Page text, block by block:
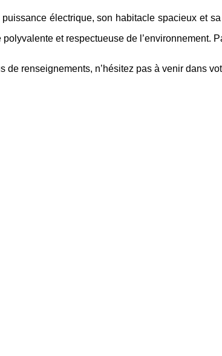
électrique, son habitacle spacieux et
polyvalente et respectueuse de l’environnement.
de renseignements, n’hésitez pas à venir dans